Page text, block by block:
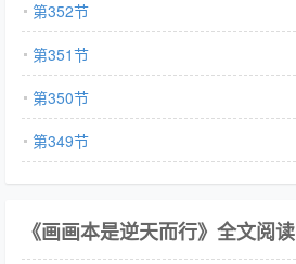
第352节
第351节
第350节
第349节
《画画本是逆天而行》全文阅读